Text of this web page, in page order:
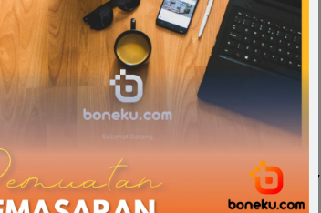
Iptu Aswar, mengungkapkan bahwa
terlebih dulu mengamankan pelaku
pelaku ditemukan satu saset sabu
juga mengamankan pelaku lainnya
juga ditemukan barang bukti sabu,
bahwa sabu tersebut diperoleh dari lelaki
melakukan pengejaran terhadap JA,”